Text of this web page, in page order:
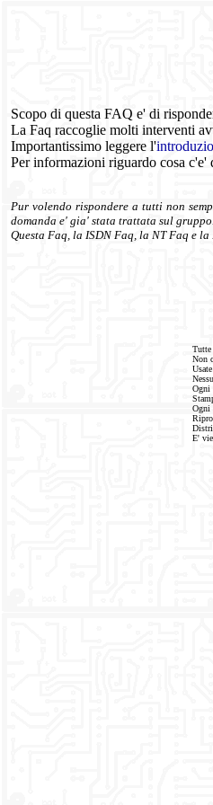
Scopo di questa FAQ e' di
La Faq raccoglie molti interventi
Importantissimo leggere l'
Per informazioni riguardo cosa c'e'
Pur volendo rispondere a tutti non
domanda e' gia' stata trattata sul gruppo.
Questa Faq, la ISDN Faq, la NT Faq e la
Tutte
Non
Ogni
Ogni
E'